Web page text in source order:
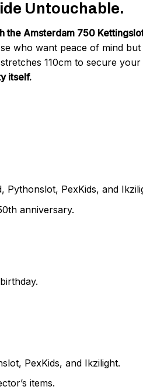
Untouchable.
the Amsterdam 750
who want peace of mind
110cm to secure
itself.
PexKids, and
anniversary.
PexKids, and Ikzilight.
items.